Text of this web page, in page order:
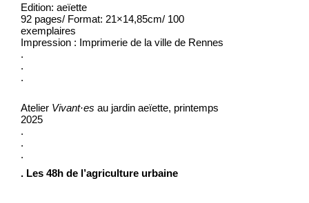
Edition: aeïette
92 pages/ Format: 21×14,85cm/ 100
exemplaires
Impression : Imprimerie de la ville de Rennes
.
.
.
Atelier Vivant·es au jardin aeïette, printemps
2025
.
.
.
. Les 48h de l’agriculture urbaine